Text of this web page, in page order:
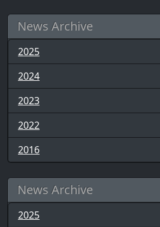
News Archive
2025
2024
2023
2022
2016
News Archive
2025